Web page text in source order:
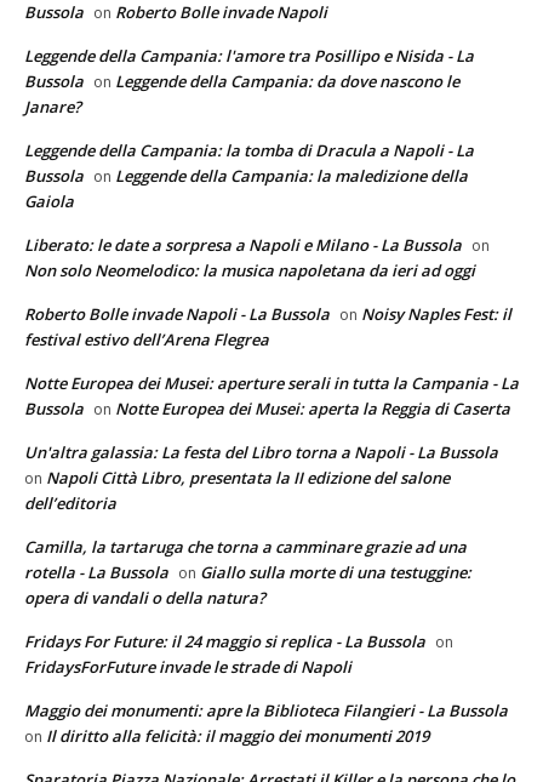
Bussola on Roberto Bolle invade Napoli
Leggende della Campania: l'amore tra Posillipo e Nisida - La
Bussola on Leggende della Campania: da dove nascono le
Janare?
Leggende della Campania: la tomba di Dracula a Napoli - La
Bussola on Leggende della Campania: la maledizione della
Gaiola
Liberato: le date a sorpresa a Napoli e Milano - La Bussola on
Non solo Neomelodico: la musica napoletana da ieri ad oggi
Roberto Bolle invade Napoli - La Bussola on Noisy Naples Fest: il
festival estivo dell’Arena Flegrea
Notte Europea dei Musei: aperture serali in tutta la Campania - La
Bussola on Notte Europea dei Musei: aperta la Reggia di Caserta
Un'altra galassia: La festa del Libro torna a Napoli - La Bussola
on Napoli Città Libro, presentata la II edizione del salone
dell’editoria
Camilla, la tartaruga che torna a camminare grazie ad una
rotella - La Bussola on Giallo sulla morte di una testuggine:
opera di vandali o della natura?
Fridays For Future: il 24 maggio si replica - La Bussola on
FridaysForFuture invade le strade di Napoli
Maggio dei monumenti: apre la Biblioteca Filangieri - La Bussola
on Il diritto alla felicità: il maggio dei monumenti 2019